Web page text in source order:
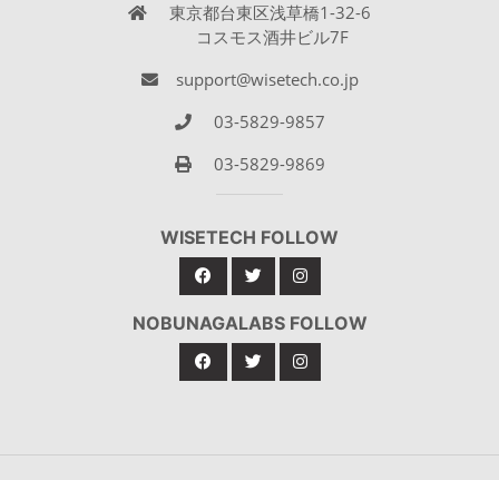
東京都台東区浅草橋1-32-6
コスモス酒井ビル7F
support@wisetech.co.jp
03-5829-9857
03-5829-9869
WISETECH FOLLOW
NOBUNAGALABS FOLLOW